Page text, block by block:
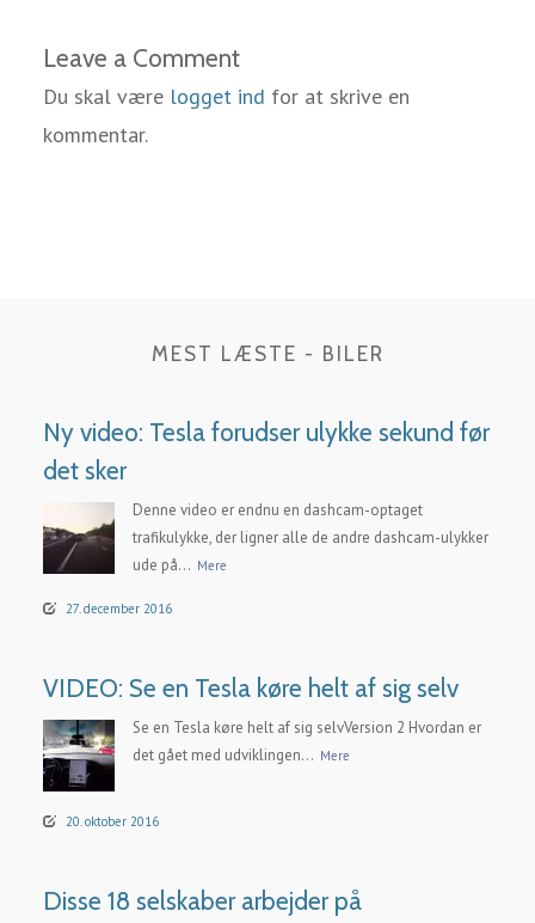
Leave a Comment
Du skal være logget ind for at skrive en
kommentar.
MEST LÆSTE - BILER
Ny video: Tesla forudser ulykke sekund før
det sker
Denne video er endnu en dashcam-optaget
trafikulykke, der ligner alle de andre dashcam-ulykker
ude på... Mere
27. december 2016
VIDEO: Se en Tesla køre helt af sig selv
Se en Tesla køre helt af sig selvVersion 2 Hvordan er
det gået med udviklingen... Mere
20. oktober 2016
Disse 18 selskaber arbejder på